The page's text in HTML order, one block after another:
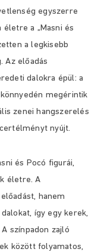
egyszerre
a „Masni és
a legkisebb
Az előadás
dalokra épül: a
megérintik
zenei hangszerelés
nyújt.
és Pocó figurái,
életre. A
hanem
így egy kerek,
színpadon zajló
között folyamatos,